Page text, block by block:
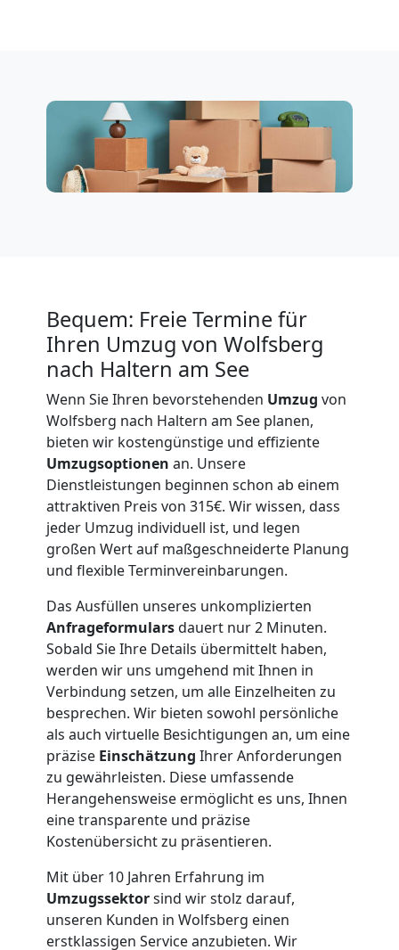
Bequem: Freie Termine für
Ihren Umzug von Wolfsberg
nach Haltern am See
Wenn Sie Ihren bevorstehenden Umzug von
Wolfsberg nach Haltern am See planen,
bieten wir kostengünstige und effiziente
Umzugsoptionen an. Unsere
Dienstleistungen beginnen schon ab einem
attraktiven Preis von 315€. Wir wissen, dass
jeder Umzug individuell ist, und legen
großen Wert auf maßgeschneiderte Planung
und flexible Terminvereinbarungen.
Das Ausfüllen unseres unkomplizierten
Anfrageformularsdauert nur 2 Minuten.
Sobald Sie Ihre Details übermittelt haben,
werden wir uns umgehend mit Ihnen in
Verbindung setzen, um alle Einzelheiten zu
besprechen. Wir bieten sowohl persönliche
als auch virtuelle Besichtigungen an, um eine
präzise Einschätzung Ihrer Anforderungen
zu gewährleisten. Diese umfassende
Herangehensweise ermöglicht es uns, Ihnen
eine transparente und präzise
Kostenübersicht zu präsentieren.
Mit über 10 Jahren Erfahrung im
Umzugssektorsind wir stolz darauf,
unseren Kunden in Wolfsberg einen
erstklassigen Service anzubieten. Wir
Möbeltransport
International
National
Beiladung
International
Internationaler
Umzug
Nationaler
Umzug